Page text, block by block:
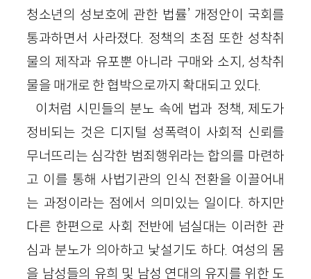
청소년의 성보호에 관한 법률’ 개정안이 국회를
통과하면서 사라졌다. 정책의 초점 또한 성착취
물의 제작과 유포뿐 아니라 구매와 소지, 성착취
물을 매개로 한 협박으로까지 확대되고 있다.
이처럼 시민들의 분노 속에 법과 정책, 제도가
정비되는 것은 디지털 성폭력이 사회적 신뢰를
무너뜨리는 심각한 범죄행위라는 합의를 마련하
고 이를 통해 사법기관의 인식 전환을 이끌어내
는 과정이라는 점에서 의미있는 일이다. 하지만
다른 한편으로 사회 전반에 넘실대는 이러한 관
심과 분노가 의아하고 낯설기도 하다. 여성의 몸
을 남성들의 유희 및 남성 연대의 유지를 위한 도